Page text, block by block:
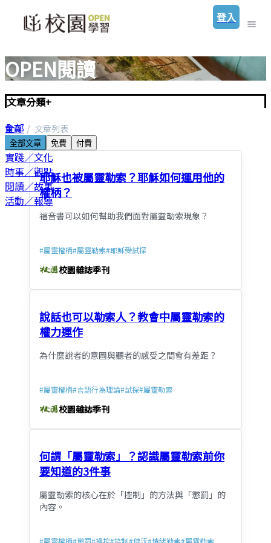
登入
OPEN閱讀
文章分類+
全部
聖經／神學
實踐／文化
時事／觀點
閱讀／故事
活動／報導
首頁 文章列表
全部文章 免費 付費
耶穌也被屬靈勒索？耶穌如何運用他的
權柄？
福音書可以如何幫助我們面對屬靈勒索現象？
#屬靈權柄#屬靈勒索#耶穌受試探
校園雜誌季刊
說話也可以勒索人？教會中屬靈勒索的
權力運作
為什麼說者的意圖與聽者的感受之間會有差距？
#屬靈權柄#言語行為理論#試探#屬靈勒索
校園雜誌季刊
何謂「屬靈勒索」？認識屬靈勒索前你
要知道的3件事
屬靈勒索的核心在於「控制」的方法與「懲罰」的
內容。
#屬靈權柄#懲罰#操控#控制#佛沃#情緒勒索#屬靈勒索